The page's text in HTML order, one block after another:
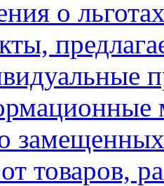
о
товаров,